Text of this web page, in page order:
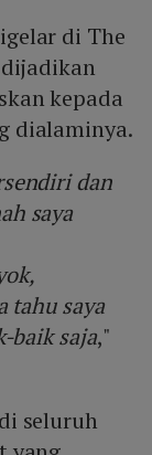
di The
kepada
dialaminya.
dan
saya
tahu saya
baik saja,"
seluruh